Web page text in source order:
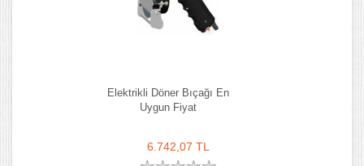
Elektrikli Döner Bıçağı En
Uygun Fiyat
6.742,07 TL